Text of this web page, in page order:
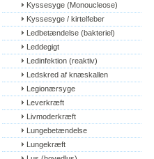
Kyssesyge (Monoucleose)
Kyssesyge / kirtelfeber
Ledbetændelse (bakteriel)
Leddegigt
Ledinfektion (reaktiv)
Ledskred af knæskallen
Legionærsyge
Leverkræft
Livmoderkræft
Lungebetændelse
Lungekræft